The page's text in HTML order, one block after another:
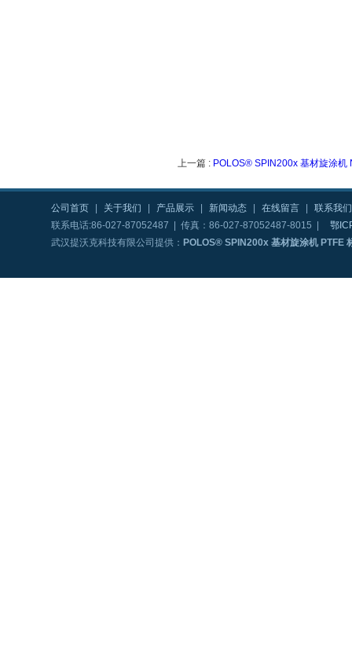
上一篇 : POLOS® SPIN200x 基材旋涂机
公司首页 关于我们 产品展示 新闻动态 在线留言
联系我们
联系电话:86-027-87052487 | 传真：86-027-87052487-8015 |
鄂
武汉提沃克科技有限公司提供： POLOS® SPIN200x 基材旋涂机 PTFE